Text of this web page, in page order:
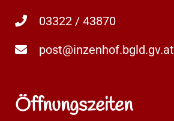
03322 / 43870
post@inzenhof.bgld.gv.at
Öffnungszeiten